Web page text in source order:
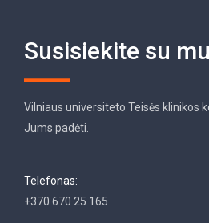
Susisiekite su
Vilniaus universiteto Teisės klinikos
Jums padėti.
Telefonas:
+370 670 25 165